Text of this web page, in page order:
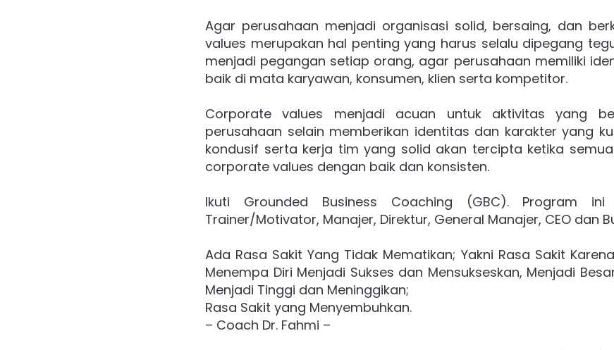
Agar perusahaan menjadi organisasi solid, bersaing, dan
values merupakan hal penting yang harus selalu dipegang
menjadi pegangan setiap orang, agar perusahaan memiliki
baik di mata karyawan, konsumen, klien serta kompetitor.
Corporate values menjadi acuan untuk aktivitas yang
perusahaan selain memberikan identitas dan karakter yang
kondusif serta kerja tim yang solid akan tercipta ketika
corporate values dengan baik dan konsisten.
Ikuti Grounded Business Coaching (GBC). Program
Trainer/Motivator, Manajer, Direktur, General Manajer, CEO dan
Ada Rasa Sakit Yang Tidak Mematikan; Yakni Rasa Sakit
Menempa Diri Menjadi Sukses dan Mensukseskan, Menjadi
Menjadi Tinggi dan Meninggikan;
Rasa Sakit yang Menyembuhkan.
– Coach Dr. Fahmi –